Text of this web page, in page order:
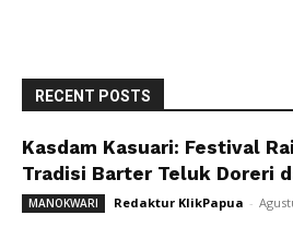
RECENT POSTS
Kasdam Kasuari: Festival
Tradisi Barter Teluk Doreri
MANOKWARI Redaktur KlikPapua -